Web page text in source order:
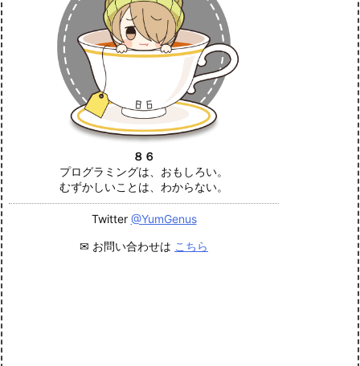
８６
プログラミングは、おもしろい。
むずかしいことは、わからない。
Twitter @YumGenus
✉ お問い合わせは こちら